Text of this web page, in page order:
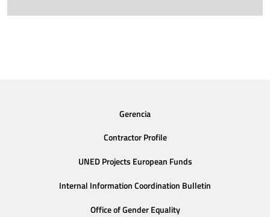
Gerencia
Contractor Profile
UNED Projects European Funds
Internal Information Coordination Bulletin
Office of Gender Equality